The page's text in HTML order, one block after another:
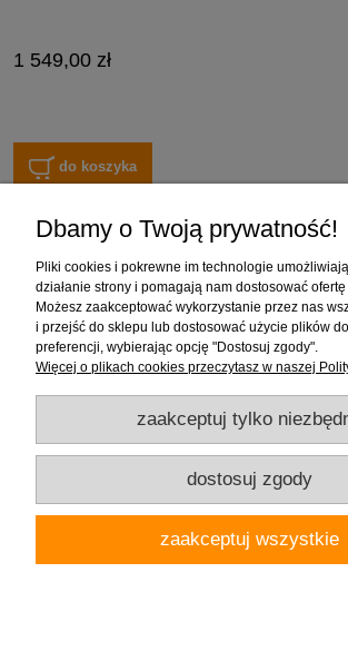
1 549,00 zł
do koszyka
Excellent PI bateria wannowa
Dbamy o Twoją prywatność!
Pliki cookies i pokrewne im technologie
działanie strony i pomagają nam dostosować
Możesz zaakceptować wykorzystanie przez nas
i przejść do sklepu lub dostosować użycie plików
preferencji, wybierając opcję "Dostosuj zgody".
Więcej o plikach cookies przeczytasz w naszej
zaakceptuj tylko
dostosuj zgody
zaakceptuj wszystkie